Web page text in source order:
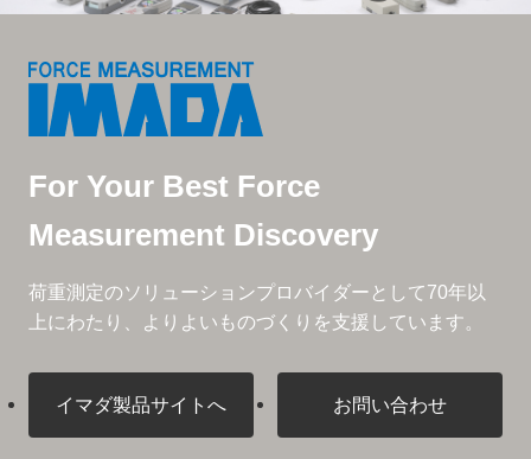
For Your Best Force
Measurement Discovery
荷重測定のソリューションプロバイダーとして70年以
上にわたり、よりよいものづくりを支援しています。
イマダ製品サイトへ お問い合わせ